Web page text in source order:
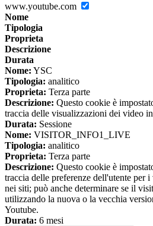
www.youtube.com
Nome
Tipologia
Proprieta
Descrizione
Durata
Nome: YSC
Tipologia: analitico
Proprieta: Terza parte
Descrizione: Questo cookie è
traccia delle visualizzazioni dei video
Durata: Sessione
Nome: VISITOR_INFO1_LIVE
Tipologia: analitico
Proprieta: Terza parte
Descrizione: Questo cookie è
traccia delle preferenze dell'utente per
nei siti; può anche determinare se il
utilizzando la nuova o la vecchia
Youtube.
Durata: 6 mesi